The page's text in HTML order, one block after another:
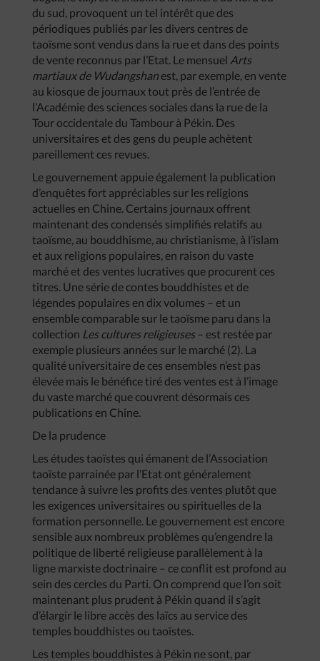
du sud, provoquent un tel intérêt que des
périodiques publiés par les divers centres de
taoïsme sont vendus dans la rue et dans des points
de vente reconnus par l’Etat. Le mensuel Arts
martiaux de Wudangshan est, par exemple, en vente
au kiosque de journaux tout près de l’entrée de
l’Académie des sciences sociales dans la rue de la
Tour occidentale du Tambour à Pékin. Des
universitaires et des gens du peuple achètent
pareillement ces revues.
Le gouvernement appuie également la publication
d’enquêtes fort appréciables sur les religions
actuelles en Chine. Certains journaux offrent
maintenant des condensés simplifiés relatifs au
taoïsme, au bouddhisme, au christianisme, à l’islam
et aux religions populaires, en raison du vaste
marché et des ventes lucratives que procurent ces
titres. Une série de contes bouddhistes et de
légendes populaires en dix volumes – et un
ensemble comparable sur le taoïsme paru dans la
collection Les cultures religieuses– est restée par
exemple plusieurs années sur le marché (2). La
qualité universitaire de ces ensembles n’est pas
élevée mais le bénéfice tiré des ventes est à l’image
du vaste marché que couvrent désormais ces
publications en Chine.
De la prudence
Les études taoïstes qui émanent de l’Association
taoïste parrainée par l’Etat ont généralement
tendance à suivre les profits des ventes plutôt que
les exigences universitaires ou spirituelles de la
formation personnelle. Le gouvernement est encore
sensible aux nombreux problèmes qu’engendre la
politique de liberté religieuse parallèlement à la
ligne marxiste doctrinaire – ce conflit est profond au
sein des cercles du Parti. On comprend que l’on soit
maintenant plus prudent à Pékin quand il s’agit
d’élargir le libre accès des laïcs au service des
temples bouddhistes ou taoïstes.
Les temples bouddhistes à Pékin ne sont, par